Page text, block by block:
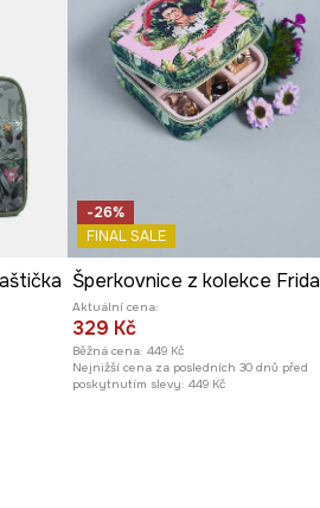
-26%
FINAL SALE
Šperkovnice z kolekce Frida
Aktuální cena:
329 Kč
Běžná cena: 449 Kč
Nejnižší cena za posledních 30 dnů před
poskytnutím slevy: 449 Kč